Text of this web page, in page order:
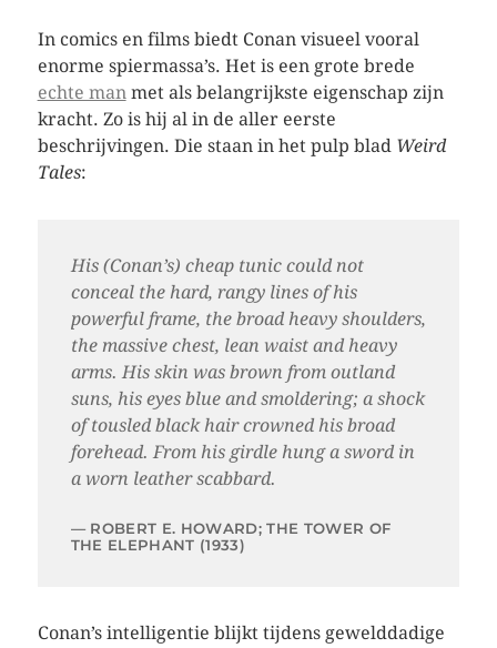
In comics en films biedt Conan visueel vooral
enorme spiermassa’s. Het is een grote brede
echte manmet als belangrijkste eigenschap zijn
kracht. Zo is hij al in de aller eerste
beschrijvingen. Die staan in het pulp blad Weird
Tales:
His (Conan’s) cheap tunic could not
conceal the hard, rangy lines of his
powerful frame, the broad heavy shoulders,
the massive chest, lean waist and heavy
arms. His skin was brown from outland
suns, his eyes blue and smoldering; a shock
of tousled black hair crowned his broad
forehead. From his girdle hung a sword in
a worn leather scabbard.
ROBERT E. HOWARD; THE TOWER OF
THE ELEPHANT (1933)
Conan’s intelligentie blijkt tijdens gewelddadige